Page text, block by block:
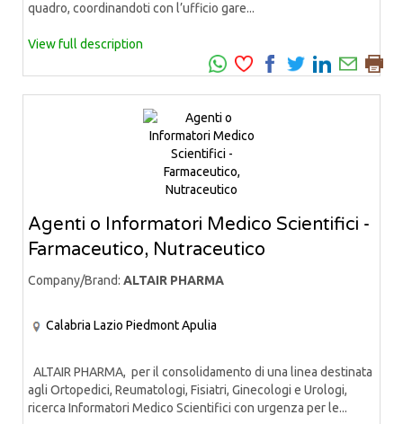
quadro, coordinandoti con l’ufficio gare...
View full description
Agenti o Informatori Medico Scientifici -
Farmaceutico, Nutraceutico
Company/Brand: ALTAIR PHARMA
Calabria Lazio PiedmontApulia
ALTAIR PHARMA, per il consolidamento di una linea destinata
agli Ortopedici, Reumatologi, Fisiatri, Ginecologi e Urologi,
ricerca Informatori Medico Scientifici con urgenza per le...